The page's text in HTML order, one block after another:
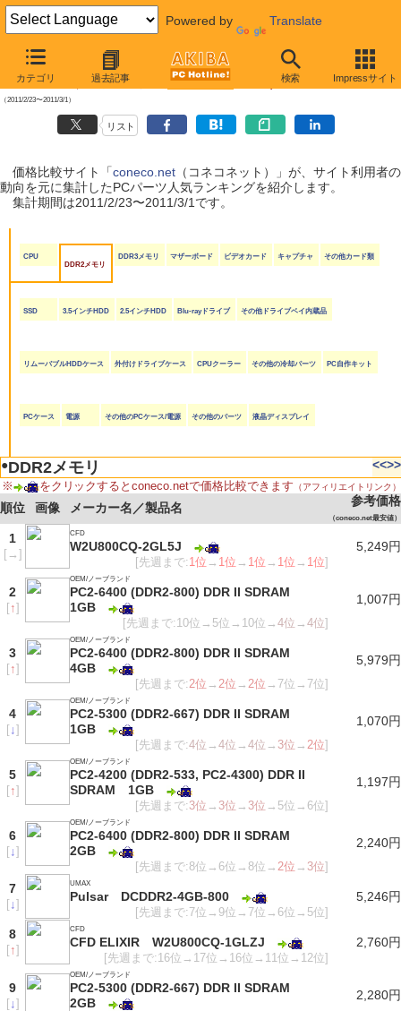
Powered by Translate
カテゴリ 過去記事 検索 Impressサイト
【 2011年3月5日号 】
coneco.net人気ランキング（PCパーツ編）
（2011/2/23〜2011/3/1）
リスト
価格比較サイト「coneco.net（コネコネット）」が、サイト利用者の
動向を元に集計したPCパーツ人気ランキングを紹介します。
集計期間は2011/2/23〜2011/3/1です。
CPU
DDR2メモリ
DDR3メモリ マザーボード ビデオカード キャプチャ その他カード類
SSD 3.5インチHDD 2.5インチHDD Blu-rayドライブ その他ドライブベイ内蔵品
リムーバブルHDDケース 外付けドライブケース CPUクーラー その他の冷却パーツ PC自作キット
PCケース 電源 その他のPCケース/電源 その他のパーツ 液晶ディスプレイ
●DDR2メモリ <<>>
※ をクリックするとconeco.netで価格比較できます （アフィリエイトリンク）
順位 画像 メーカー名／製品名 参考価格
（coneco.net最安値）
1
[→ ]
CFD
W2U800CQ-2GL5J
[先週まで:1位 → 1位 → 1位 → 1位 → 1位]
5,249円
2
[↑]
OEM/ノーブランド
PC2-6400 (DDR2-800) DDR II SDRAM
1GB
[先週まで:10位→5位→10位→4位 →4位]
1,007円
3
[↑]
OEM/ノーブランド
PC2-6400 (DDR2-800) DDR II SDRAM
4GB
[先週まで:2位 →2位 →2位 →7位→7位]
5,979円
4
[↓]
OEM/ノーブランド
PC2-5300 (DDR2-667) DDR II SDRAM
1GB
[先週まで:4位 →4位 →4位 → 3位 →2位]
1,070円
5
[↑]
OEM/ノーブランド
PC2-4200 (DDR2-533, PC2-4300) DDR II
SDRAM 1GB
[先週まで:3位 → 3位 → 3位 →5位→6位]
1,197円
6
[↓]
OEM/ノーブランド
PC2-6400 (DDR2-800) DDR II SDRAM
2GB
[先週まで:8位→6位→8位→2位 → 3位]
2,240円
7
[↓]
UMAX
Pulsar DCDDR2-4GB-800
[先週まで:7位→9位→7位→6位→5位]
5,246円
8
[↑]
CFD
CFD ELIXIR W2U800CQ-1GLZJ
[先週まで:16位→17位→16位→11位→12位]
2,760円
9
[↓]
OEM/ノーブランド
PC2-5300 (DDR2-667) DDR II SDRAM
2GB
2,280円